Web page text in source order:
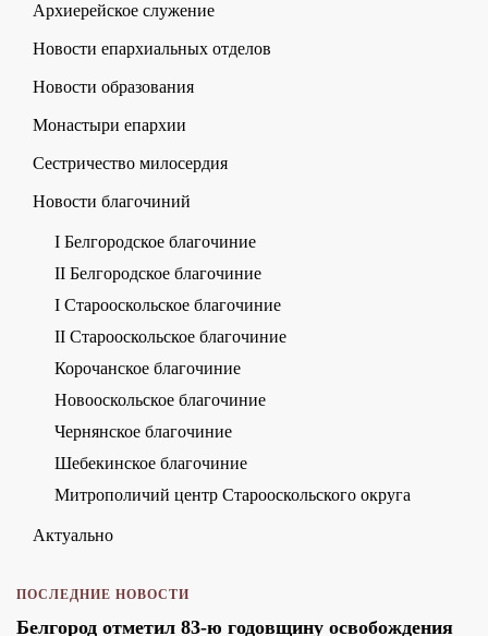
Архиерейское служение
Новости епархиальных отделов
Новости образования
Монастыри епархии
Сестричество милосердия
Новости благочиний
I Белгородское благочиние
II Белгородское благочиние
I Старооскольское благочиние
II Старооскольское благочиние
Корочанское благочиние
Новооскольское благочиние
Чернянское благочиние
Шебекинское благочиние
Митрополичий центр Старооскольского округа
Актуально
ПОСЛЕДНИЕ НОВОСТИ
Белгород отметил 83-ю годовщину освобождения